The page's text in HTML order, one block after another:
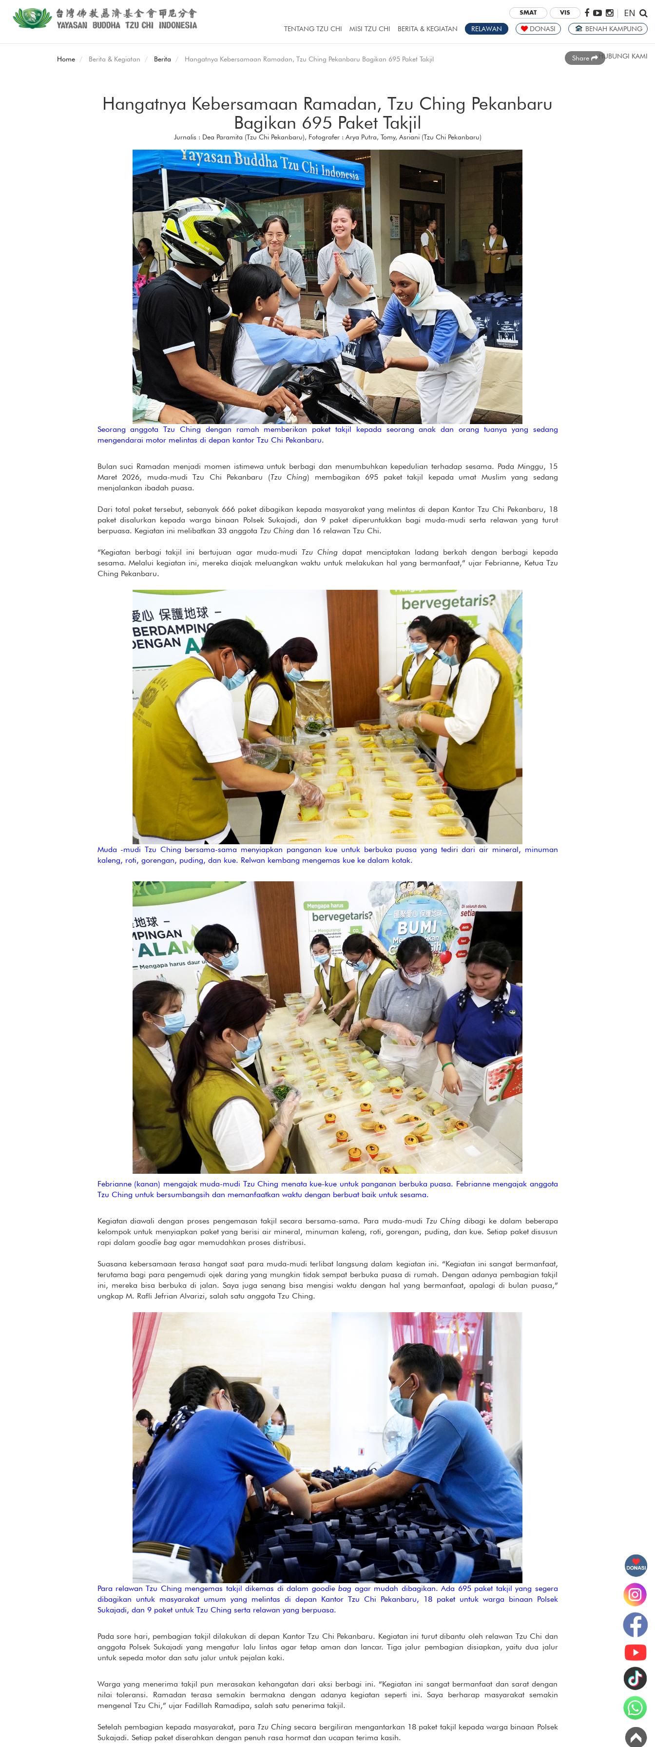
SMAT VIS | EN
TENTANG TZU CHI MISI TZU CHI BERITA & KEGIATAN RELAWAN DONASI BENAH KAMPUNG
HUBUNGI KAMI
Home Berita & Kegiatan Berita Hangatnya Kebersamaan Ramadan, Tzu Ching Pekanbaru Bagikan 695 Paket Takjil Share
Hangatnya Kebersamaan Ramadan, Tzu Ching Pekanbaru
Bagikan 695 Paket Takjil
Jurnalis : Dea Paramita (Tzu Chi Pekanbaru), Fotografer : Arya Putra, Tomy, Asriani (Tzu Chi Pekanbaru)
Seorang anggota Tzu Ching dengan ramah memberikan paket takjil kepada seorang anak dan orang tuanya yang sedang
mengendarai motor melintas di depan kantor Tzu Chi Pekanbaru.
Bulan suci Ramadan menjadi momen istimewa untuk berbagi dan menumbuhkan kepedulian terhadap sesama. Pada Minggu, 15
Maret 2026, muda-mudi Tzu Chi Pekanbaru (Tzu Ching) membagikan 695 paket takjil kepada umat Muslim yang sedang
menjalankan ibadah puasa.
Dari total paket tersebut, sebanyak 666 paket dibagikan kepada masyarakat yang melintas di depan Kantor Tzu Chi Pekanbaru, 18
paket disalurkan kepada warga binaan Polsek Sukajadi, dan 9 paket diperuntukkan bagi muda-mudi serta relawan yang turut
berpuasa. Kegiatan ini melibatkan 33 anggota Tzu Ching dan 16 relawan Tzu Chi.
“Kegiatan berbagi takjil ini bertujuan agar muda-mudi Tzu Ching dapat menciptakan ladang berkah dengan berbagi kepada
sesama. Melalui kegiatan ini, mereka diajak meluangkan waktu untuk melakukan hal yang bermanfaat,” ujar Febrianne, Ketua Tzu
Ching Pekanbaru.
Muda -mudi Tzu Ching bersama-sama menyiapkan panganan kue untuk berbuka puasa yang tediri dari air mineral, minuman
kaleng, roti, gorengan, puding, dan kue. Relwan kembang mengemas kue ke dalam kotak.
Febrianne (kanan) mengajak muda-mudi Tzu Ching menata kue-kue untuk panganan berbuka puasa. Febrianne mengajak anggota
Tzu Ching untuk bersumbangsih dan memanfaatkan waktu dengan berbuat baik untuk sesama.
Kegiatan diawali dengan proses pengemasan takjil secara bersama-sama. Para muda-mudi Tzu Ching dibagi ke dalam beberapa
kelompok untuk menyiapkan paket yang berisi air mineral, minuman kaleng, roti, gorengan, puding, dan kue. Setiap paket disusun
rapi dalam goodie bag agar memudahkan proses distribusi.
Suasana kebersamaan terasa hangat saat para muda-mudi terlibat langsung dalam kegiatan ini. “Kegiatan ini sangat bermanfaat,
terutama bagi para pengemudi ojek daring yang mungkin tidak sempat berbuka puasa di rumah. Dengan adanya pembagian takjil
ini, mereka bisa berbuka di jalan. Saya juga senang bisa mengisi waktu dengan hal yang bermanfaat, apalagi di bulan puasa,”
ungkap M. Rafli Jefrian Alvarizi, salah satu anggota Tzu Ching.
Para relawan Tzu Ching mengemas takjil dikemas di dalam goodie bag agar mudah dibagikan. Ada 695 paket takjil yang segera
dibagikan untuk masyarakat umum yang melintas di depan Kantor Tzu Chi Pekanbaru, 18 paket untuk warga binaan Polsek
Sukajadi, dan 9 paket untuk Tzu Ching serta relawan yang berpuasa.
Pada sore hari, pembagian takjil dilakukan di depan Kantor Tzu Chi Pekanbaru. Kegiatan ini turut dibantu oleh relawan Tzu Chi dan
anggota Polsek Sukajadi yang mengatur lalu lintas agar tetap aman dan lancar. Tiga jalur pembagian disiapkan, yaitu dua jalur
untuk sepeda motor dan satu jalur untuk pejalan kaki.
Warga yang menerima takjil pun merasakan kehangatan dari aksi berbagi ini. “Kegiatan ini sangat bermanfaat dan sarat dengan
nilai toleransi. Ramadan terasa semakin bermakna dengan adanya kegiatan seperti ini. Saya berharap masyarakat semakin
mengenal Tzu Chi,” ujar Fadillah Ramadipa, salah satu penerima takjil.
Setelah pembagian kepada masyarakat, para Tzu Ching secara bergiliran mengantarkan 18 paket takjil kepada warga binaan Polsek
Sukajadi. Setiap paket diserahkan dengan penuh rasa hormat dan ucapan terima kasih.